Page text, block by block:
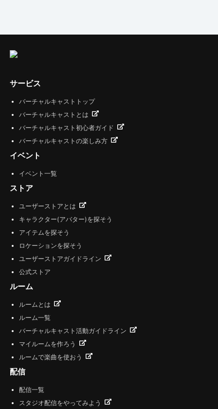
サービス
バーチャルキャストトップ
バーチャルキャストとは
バーチャルキャスト初心者ガイド
バーチャルキャストの楽しみ方
イベント
イベント一覧
ストア
ユーザーストアとは
キャラクター(アバター)を探そう
アイテムを探そう
ロケーションを探そう
ユーザーストアガイドライン
公式ストア
ルーム
ルームとは
ルーム一覧
バーチャルキャスト活動ガイドライン
マイルームを作ろう
ルームで楽曲を使おう
配信
配信一覧
スタジオ配信をやってみよう